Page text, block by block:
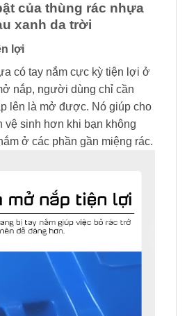
của thùng rác nhựa
xanh da trời
lợi
có tay nắm cực kỳ tiện lợi ở
nắp, người dùng chỉ cần
lên là mở được. Nó giúp cho
vệ sinh hơn khi bạn không
ở các phần gần miệng rác.